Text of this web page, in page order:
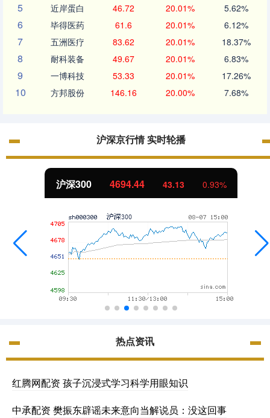
5 近岸蛋白 46.72 20.01% 5.62%
6 毕得医药 61.6 20.01% 6.12%
7 五洲医疗 83.62 20.01% 18.37%
8 耐科装备 49.67 20.01% 6.83%
9 一博科技 53.33 20.01% 17.26%
10 方邦股份 146.16 20.00% 7.68%
沪深京行情 实时轮播
沪深300 4694.44 43.13 0.93%
热点资讯
红腾网配资 孩子沉浸式学习科学用眼知识
中承配资 樊振东辟谣未来意向当解说员：没这回事